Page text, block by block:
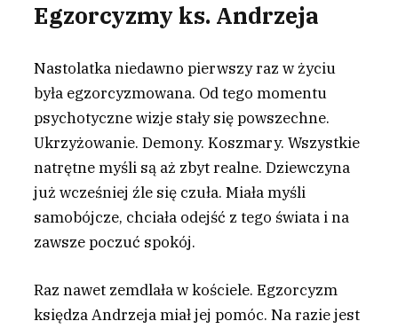
Egzorcyzmy ks. Andrzeja
Nastolatka niedawno pierwszy raz w życiu
była egzorcyzmowana. Od tego momentu
psychotyczne wizje stały się powszechne.
Ukrzyżowanie. Demony. Koszmary. Wszystkie
natrętne myśli są aż zbyt realne. Dziewczyna
już wcześniej źle się czuła. Miała myśli
samobójcze, chciała odejść z tego świata i na
zawsze poczuć spokój.
Raz nawet zemdlała w kościele. Egzorcyzm
księdza Andrzeja miał jej pomóc. Na razie jest